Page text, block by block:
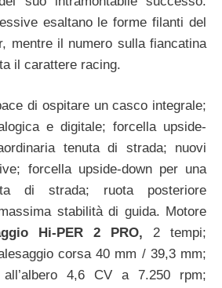
esaltano le forme filanti del
mentre il numero sulla fiancatina
il carattere racing.
di ospitare un casco integrale;
e digitale; forcella upside-
tenuta di strada; nuovi
forcella upside-down per una
di strada; ruota posteriore
stabilità di guida. Motore
Hi-PER 2 PRO, 2 tempi;
corsa 40 mm / 39,3 mm;
all’albero 4,6 CV a 7.250 rpm;